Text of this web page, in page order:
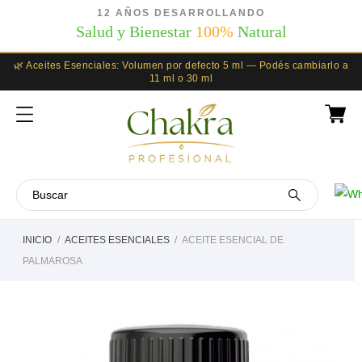
12 AÑOS DESARROLLANDO
Salud y Bienestar 100% Natural
🌿 Aceites Esenciales: Volumen por defecto 5 ml — Podés cambiarlo a
11 ml o 30 ml
INICIO ACEITES ESENCIALES
ACEITE ESENCIAL DE
PALMAROSA